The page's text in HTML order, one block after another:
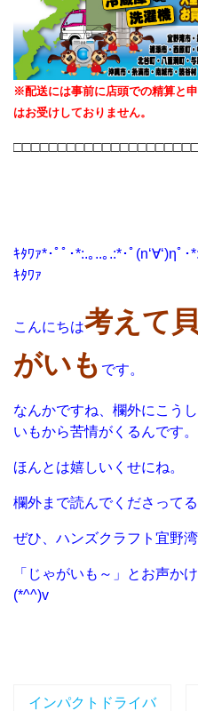
※配送には事前に店頭での精算と
はお受けしておりません。
ｷﾀﾜｧ*･ﾟﾟ･*:.｡..｡.:*･ﾟ(n‘∀‘)η
ｷﾀﾜｧ
こんにちは考えて
がいも です。
なんかですね、欄外にこう
いもから苦情がくるんです。
ほんとは嬉しいくせにね。
欄外まで読んでくださって
ぜひ、ハンズクラフト宜野
「じゃがいも～」とお声
(*^^)v
インパクトドライバ